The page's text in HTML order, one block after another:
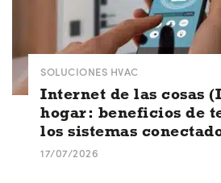
SOLUCIONES HVAC
Internet de las cosas
hogar: beneficios de
los sistemas
17/07/2026